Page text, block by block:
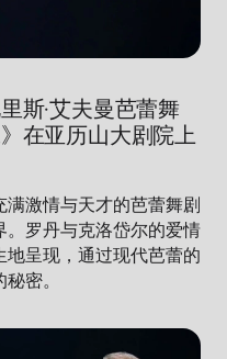
斯·艾夫曼芭蕾舞
在亚历山大剧院上
激情与天才的芭蕾舞剧
。罗丹与克洛岱尔的爱情
呈现，通过现代芭蕾的
密。